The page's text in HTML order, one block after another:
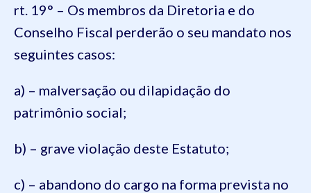
rt. 19° – Os membros da Diretoria e do
Conselho Fiscal perderão o seu mandato nos
seguintes casos:
a) – malversação ou dilapidação do
patrimônio social;
b) – grave violação deste Estatuto;
c) – abandono do cargo na forma prevista no